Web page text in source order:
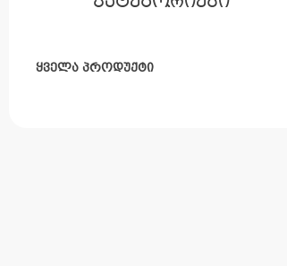
ყველა პროდუქტი